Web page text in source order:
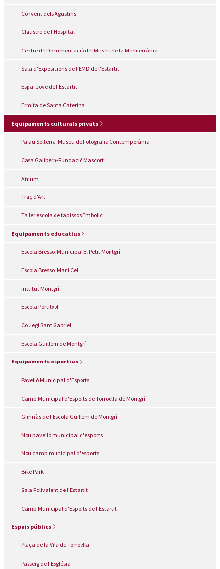
Convent dels Agustins
Claustre de l'Hospital
Centre de Documentació del Museu de la Mediterrània
Sala d'Exposicions de l'EMD de l'Estartit
Espai Jove de l'Estartit
Ermita de Santa Caterina
Equipaments culturals privats
Palau Solterra-Museu de Fotografia Contemporània
Casa Galibern-Fundació Mascort
Atrium
Traç d'Art
Taller escola de tapissos Embolic
Equipaments educatius
Escola Bressol Municipal El Petit Montgrí
Escola Bressol Mar i Cel
Institut Montgrí
Escola Portitxol
Col.legi Sant Gabriel
Escola Guillem de Montgrí
Equipaments esportius
Pavelló Municipal d'Esports
Camp Municipal d'Esports de Torroella de Montgrí
Gimnàs de l'Escola Guillem de Montgrí
Nou pavelló municipal d'esports
Nou camp municipal d'esports
Bike Park
Sala Polivalent de l'Estartit
Camp Municipal d'Esports de l'Estartit
Espais públics
Plaça de la Vila de Torroella
Passeig de l'Església